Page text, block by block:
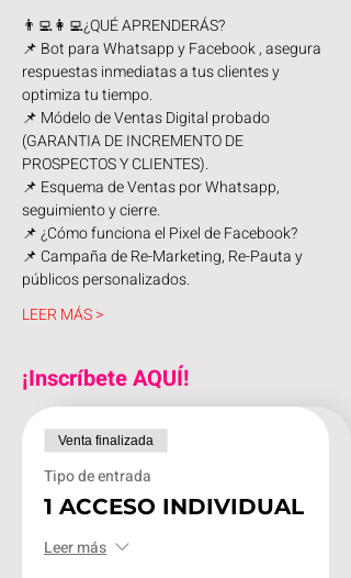
👨‍💻👩‍💻¿QUÉ APRENDERÁS?
📌 Bot para Whatsapp y Facebook , asegura
respuestas inmediatas a tus clientes y
optimiza tu tiempo.
📌 Módelo de Ventas Digital probado
(GARANTIA DE INCREMENTO DE
PROSPECTOS Y CLIENTES).
📌 Esquema de Ventas por Whatsapp,
seguimiento y cierre.
📌 ¿Cómo funciona el Pixel de Facebook?
📌 Campaña de Re-Marketing, Re-Pauta y
públicos personalizados.
LEER MÁS >
¡Inscríbete AQUÍ!
Venta finalizada
Tipo de entrada
1 ACCESO INDIVIDUAL
Leer más